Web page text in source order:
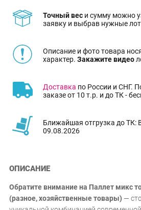
Точный вес и сумму можно
заявку и выбрав нужные
Описание и фото товара
характер. Закажите видео
Доставка по России и СНГ.
заказе от 10 т.р. и до ТК -
Ближайшая отгрузка до ТК:
09.08.2026
ОПИСАНИЕ
Обратите внимание на Паллет микс
(разное, хозяйственные товары) —